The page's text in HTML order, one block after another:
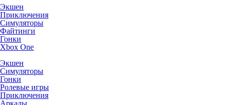
Экшен
Приключения
Симуляторы
Файтинги
Гонки
Xbox One
Экшен
Симуляторы
Гонки
Ролевые игры
Приключения
Аркады